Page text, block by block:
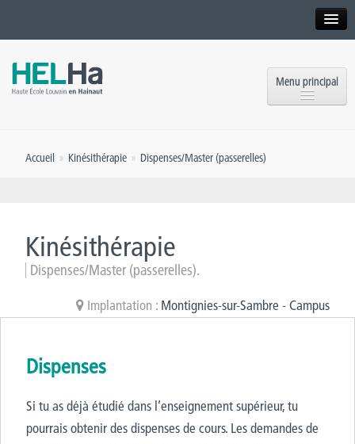
Formation continue et Recherche
Presse
Menu principal
Implantations
OEH
Accueil » Kinésithérapie » Dispenses/Master (passerelles)
Kinésithérapie
Dispenses/Master (passerelles).
Implantation : Montignies-sur-Sambre - Campus
Dispenses
Si tu as déjà étudié dans l’enseignement supérieur, tu
pourrais obtenir des dispenses de cours. Les demandes de